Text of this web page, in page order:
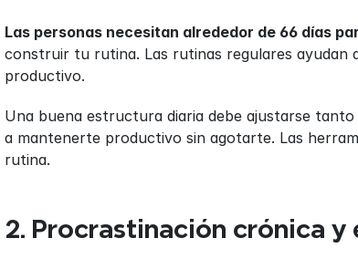
Las personas necesitan alrededor de 66 días
construir tu rutina. Las rutinas regulares ayudan
productivo.
Una buena estructura diaria debe ajustarse
a mantenerte productivo sin agotarte. Las
rutina.
2. Procrastinación crónica y